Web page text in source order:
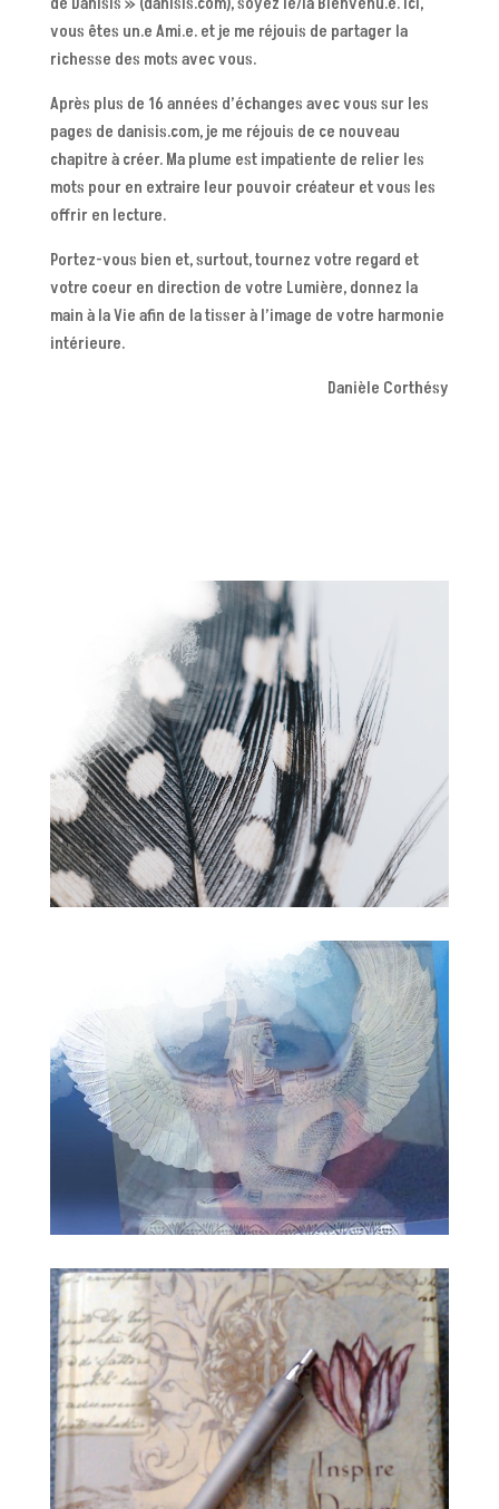
vous êtes un.e Ami.e. et je me réjouis de partager la
richesse des mots avec vous.
Après plus de 16 années d’échanges avec vous sur les
pages de danisis.com, je me réjouis de ce nouveau
chapitre à créer. Ma plume est impatiente de relier les
mots pour en extraire leur pouvoir créateur et vous les
offrir en lecture.
Portez-vous bien et, surtout, tournez votre regard et
votre coeur en direction de votre Lumière, donnez la
main à la Vie afin de la tisser à l’image de votre harmonie
intérieure.
Danièle Corthésy